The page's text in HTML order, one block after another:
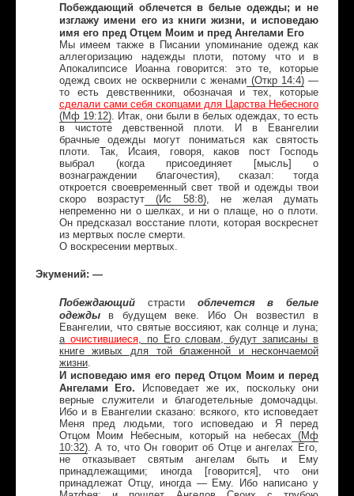
Побеждающий облечется в белые одежды; и не
изглажу имени его из книги жизни, и исповедаю
имя его пред Отцем Моим и пред Ангелами Его
Мы имеем также в Писании упоминание одежд как
аллегоризацию надежды плоти, потому что и в
Апокалипсисе Иоанна говорится: это те, которые
одежд своих не осквернили с женами (Откр14:4)—
то есть девственники, обозначая и тех, которые
сделали сами себя скопцами для Царства Небесного
(Мф19:12). Итак, они были в белых одеждах, то есть
в чистоте девственной плоти. И в Евангелии
брачные одежды могут пониматься как святость
плоти. Так, Исаия, говоря, каков пост Господь
выбрал (когда присоединяет [мысль] о
вознаграждении благочестия), сказал: тогда
откроется своевременный свет твой и одежды твои
скоро возрастут (Ис 58:8), не желая думать
непременно ни о шелках, и ни о плаще, но о плоти.
Он предсказал восстание плоти, которая воскреснет
из мертвых после смерти.
О воскресении мертвых.
Экумений: —
Побеждающийстрасти
облечется в белые
одежды
в будущем веке. Ибо Он возвестил в
Евангелии, что святые воссияют, как солнце и луна;
аочистившиеся, по Его словам, будут записаны в
книге живых для той блаженной и нескончаемой
жизни.
И исповедаю имя его перед Отцом Моим и перед
Ангелами Его.
Исповедает же их, поскольку они
верные служители и благодетельные домочадцы.
Ибо и в Евангелии сказано: всякого, кто исповедает
Меня пред людьми, того исповедаю и Я перед
Отцом Моим Небесным, который на небесах (Мф
10:32). А то, что Он говорит об Отце и ангелах Его,
не отказывает святым ангелам быть и Ему
принадлежащими; иногда [говорится], что они
принадлежат Отцу, иногда — Ему. Ибо написано у